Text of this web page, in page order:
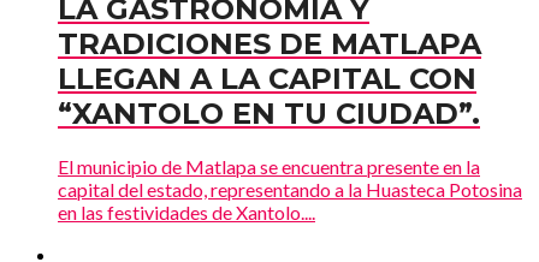
LA GASTRONOMÍA Y
TRADICIONES DE MATLAPA
LLEGAN A LA CAPITAL CON
“XANTOLO EN TU CIUDAD”.
El municipio de Matlapa se encuentra presente en la
capital del estado, representando a la Huasteca Potosina
en las festividades de Xantolo....